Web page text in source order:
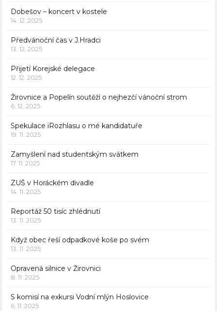
Dobešov – koncert v kostele
14. 12. 2025
Předvánoční čas v J.Hradci
13. 12. 2025
Přijetí Korejské delegace
12. 12. 2025
Žirovnice a Popelín soutěží o nejhezčí vánoční strom
6. 12. 2025
Spekulace iRozhlasu o mé kandidatuře
19. 11. 2025
Zamyšlení nad studentským svátkem
17. 11. 2025
ZUŠ v Horáckém divadle
14. 11. 2025
Reportáž 50 tisíc zhlédnutí
13. 11. 2025
Když obec řeší odpadkové koše po svém
13. 11. 2025
Opravená silnice v Žirovnici
8. 11. 2025
S komisí na exkursi Vodní mlýn Hoslovice
6. 11. 2025